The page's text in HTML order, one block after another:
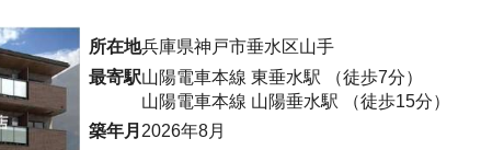
所在地兵庫県神戸市垂水区山手
最寄駅山陽電車本線 東垂水駅
（徒歩7分）
山陽電車本線 山陽垂水駅
（徒歩15分）
築年月 2026年8月